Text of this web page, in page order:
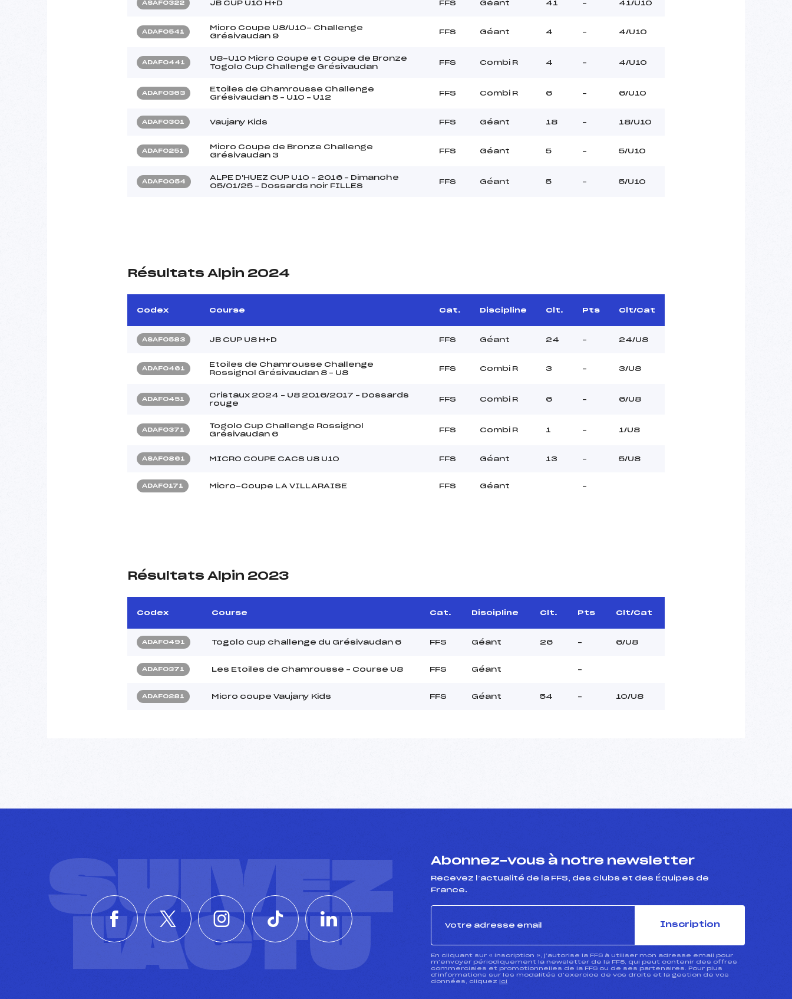
ASAF0322 JB CUP U10 H+D FFS Géant 41 – 41/U10
ADAF0541
Micro Coupe U8/U10- Challenge
Grésivaudan 9
FFS Géant 4 – 4/U10
ADAF0441
U8-U10 Micro Coupe et Coupe de Bronze
Togolo Cup Challenge Grésivaudan
FFS Combi R 4 – 4/U10
ADAF0363
Etoiles de Chamrousse Challenge
Grésivaudan 5 – U10 – U12
FFS Combi R 6 – 6/U10
ADAF0301 Vaujany Kids FFS Géant 18 – 18/U10
ADAF0251
Micro Coupe de Bronze Challenge
Grésivaudan 3
FFS Géant 5 – 5/U10
ADAF0054
ALPE D'HUEZ CUP U10 – 2016 – Dimanche
05/01/25 – Dossards noir FILLES
FFS Géant 5 – 5/U10
Résultats Alpin 2024
Codex Course Cat. Discipline Clt. Pts Clt/Cat
ASAF0583 JB CUP U8 H+D FFS Géant 24 – 24/U8
ADAF0461
Etoiles de Chamrousse Challenge
Rossignol Grésivaudan 8 – U8
FFS Combi R 3 – 3/U8
ADAF0451
Cristaux 2024 – U8 2016/2017 – Dossards
rouge
FFS Combi R 6 – 6/U8
ADAF0371
Togolo Cup Challenge Rossignol
Grésivaudan 6
FFS Combi R 1 – 1/U8
ASAF0861 MICRO COUPE CACS U8 U10 FFS Géant 13 – 5/U8
ADAF0171 Micro-Coupe LA VILLARAISE FFS Géant –
Résultats Alpin 2023
Codex Course Cat. Discipline Clt. Pts Clt/Cat
ADAF0491 Togolo Cup challenge du Grésivaudan 6 FFS Géant 26 – 6/U8
ADAF0371 Les Etoiles de Chamrousse – Course U8 FFS Géant –
ADAF0281 Micro coupe Vaujany Kids FFS Géant 54 – 10/U8
SUIVEZ
L'ACTU
Abonnez-vous à notre newsletter
Recevez l’actualité de la FFS, des clubs et des Équipes de
France.
Inscription
En cliquant sur « inscription », j’autorise la FFS à utiliser mon adresse email pour
m’envoyer périodiquement la newsletter de la FFS, qui peut contenir des offres
commerciales et promotionnelles de la FFS ou de ses partenaires. Pour plus
d’informations sur les modalités d’exercice de vos droits et la gestion de vos
données, cliquez ici